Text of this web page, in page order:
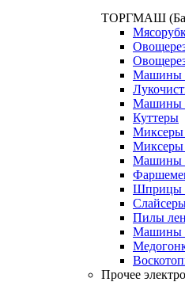
ТОРГМАШ
Машины
Машины
Куттеры
Миксеры
Миксеры
Машины
Шприцы
Пилы
Машины
Прочее